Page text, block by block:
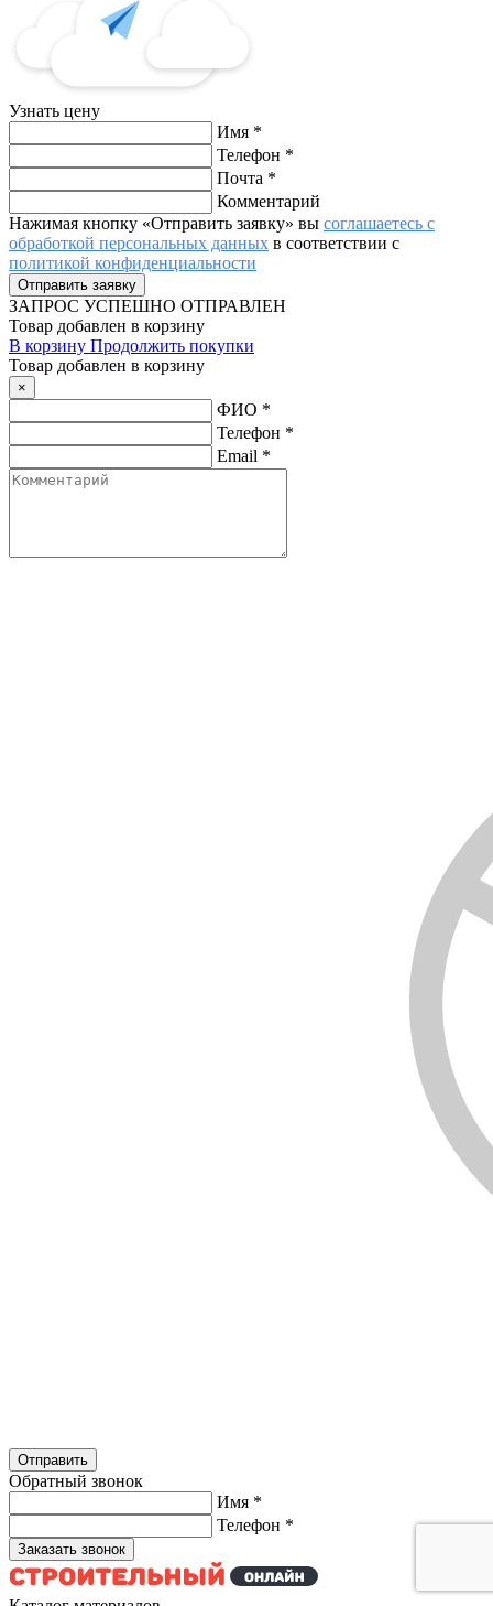
Узнать цену
Имя *
Телефон *
Почта *
Комментарий
Нажимая кнопку «Отправить заявку» вы соглашаетесь с
обработкой персональных данных в соответствии с
политикой конфиденциальности
ЗАПРОС УСПЕШНО ОТПРАВЛЕН
Товар добавлен в корзину
В корзину Продолжить покупки
Товар добавлен в корзину
×
ФИО *
Телефон *
Email *
Обратный звонок
Имя *
Телефон *